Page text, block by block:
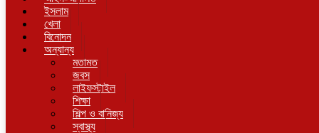
ইসলাম
খেলা
বিনোদন
অন্যান্য
মতামত
জবস
লাইফস্টাইল
শিক্ষা
শিল্প ও বানিজ্য
স্বাস্থ্য